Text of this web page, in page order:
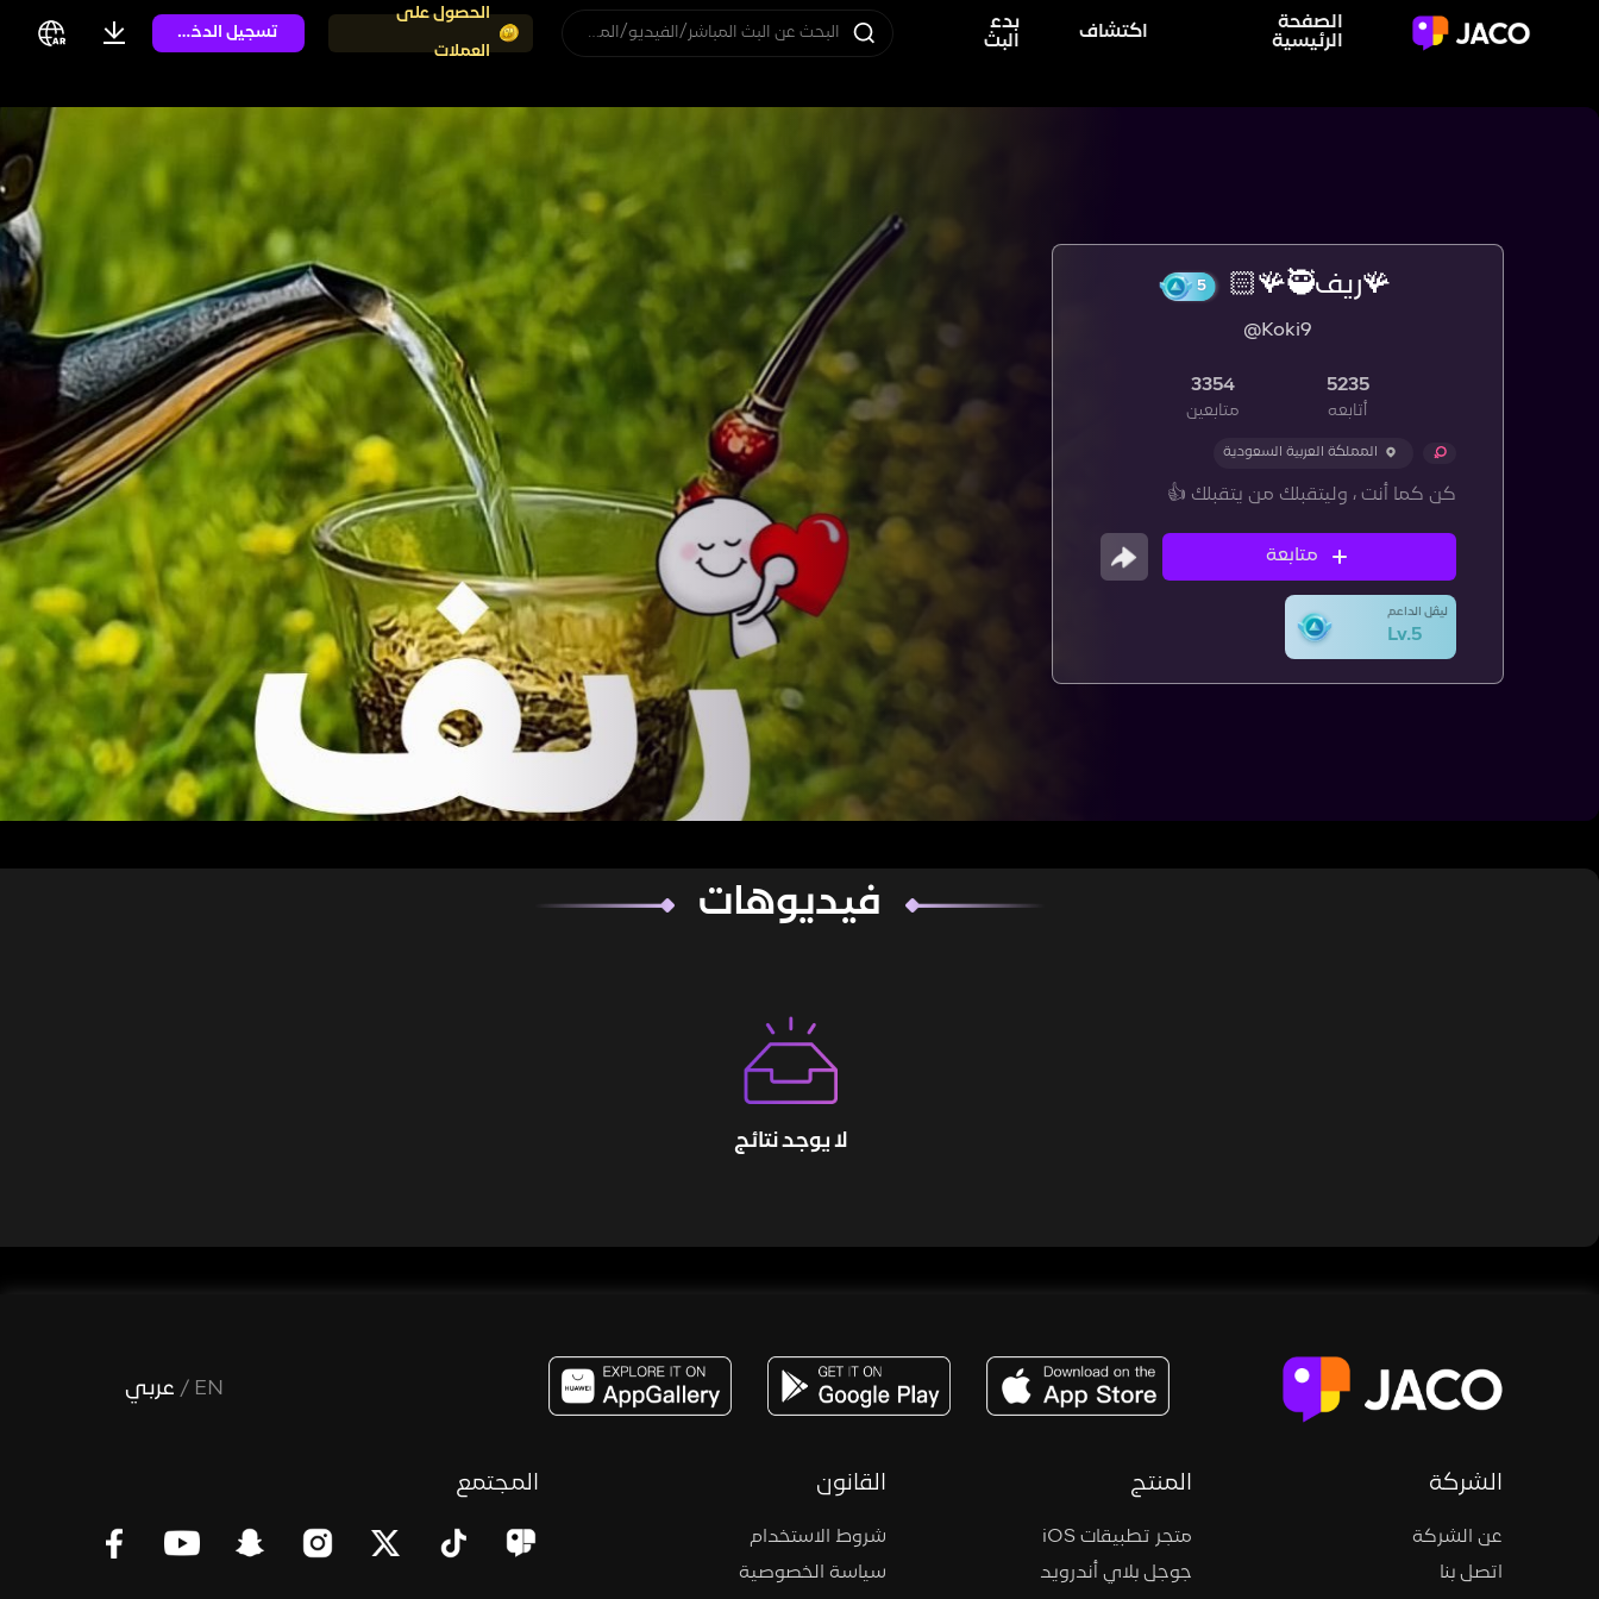
الصفحة
الرئيسية
اكتشاف
بدء
البث
البحث عن البث المباشر/الفيديو/المستخدم
الحصول على
العملات
تسجيل الدخول
🪸ريف🪸🥷🏻
@Koki9
5235
أتابعه
3354
متابعين
المملكة العربية السعودية
كن كما أنت ، وليتقبلك من يتقبلك 👍
متابعة
ليڤل الداعم
Lv.5
فيديوهات
لا يوجد نتائج
EN
/ عربي
الشركة
عن الشركة
اتصل بنا
المنتج
متجر تطبيقات iOS
جوجل بلاي أندرويد
القانون
شروط الاستخدام
سياسة الخصوصية
المجتمع